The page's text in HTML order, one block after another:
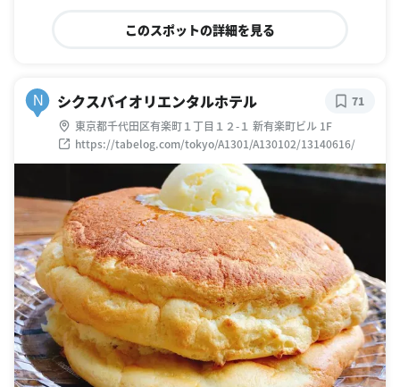
このスポットの詳細を見る
N シクスバイオリエンタルホテル
東京都千代田区有楽町１丁目１２-１ 新有楽町ビル 1F
https://tabelog.com/tokyo/A1301/A130102/13140616/
71